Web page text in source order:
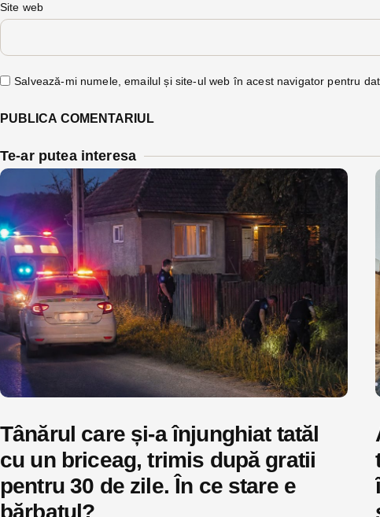
Site web
Salvează-mi numele, emailul și site-ul web în acest navigator pentru
Te-ar putea interesa
Tânărul care și-a înjunghiat tatăl
cu un briceag, trimis după gratii
pentru 30 de zile. În ce stare e
bărbatul?